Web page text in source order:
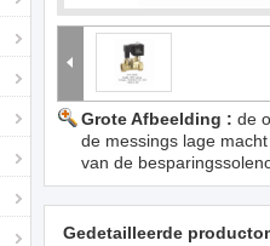
Grote Afbeelding : de
de messings lage
van de
Gedetailleerde